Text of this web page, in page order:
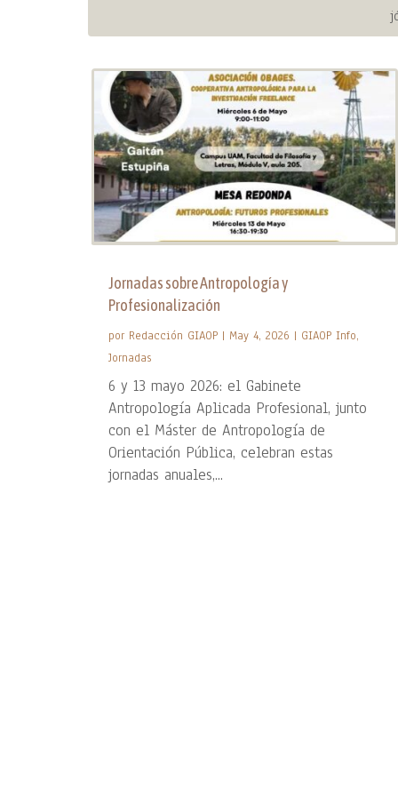
Jornadas sobre Antropología y
Profesionalización
por Redacción GIAOP | May 4, 2026 | GIAOP Info,
Jornadas
6 y 13 mayo 2026: el Gabinete
Antropología Aplicada Profesional, junto
con el Máster de Antropología de
Orientación Pública, celebran estas
jornadas anuales,...